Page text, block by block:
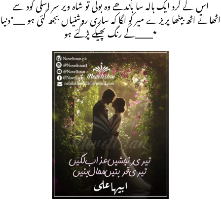
اس کے گرد ایک ہالہ سا باندھے وہ بولی تو شاہ ویر سر اسکی گود سے
اٹھاتے اٹھ بیٹھا پریزے میر کو لگا کہ ساری روشنیاں بجھ گئی ہو __”دنیا
کے رنگ پھیکے پڑگئے ہو___*